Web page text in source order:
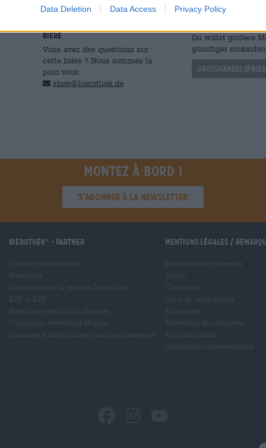
Data Deletion Data Access Privacy Policy
BIÈRE
Vous avez des questions sur
cette bière ? Nous sommes là
pour vous.
shop@bierothek.de
Du willst größere
günstiger
Montez à bord !
'S’abonner à la newsletter'
Bierothek - Partner Mentions légales /